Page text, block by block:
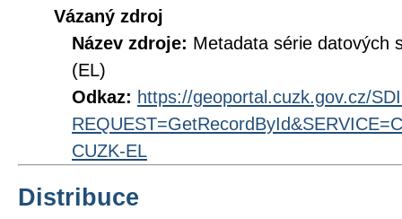
Vázaný zdroj
Název zdroje: Metadata série datových
(EL)
Odkaz: https://geoportal.cuzk.gov.cz/
CUZK-EL
Distribuce